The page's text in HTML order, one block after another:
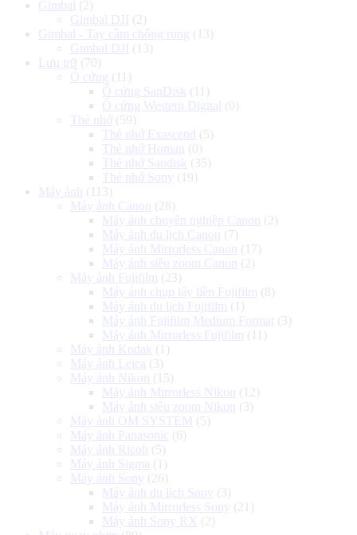
Gimbal (2)
Gimbal DJI (2)
Gimbal - Tay cầm chống rung (13)
Gimbal DJI (13)
Lưu trữ (70)
Ổ cứng (11)
Ổ cứng SanDisk (11)
Ổ cứng Western Digital (0)
Thẻ nhớ (59)
Thẻ nhớ Exascend
(5)
Thẻ nhớ Homan
(0)
Thẻ nhớ Sandisk (35)
Thẻ nhớ Sony (19)
Máy ảnh
(113)
Máy ảnh Canon
(28)
Máy ảnh chuyên nghiệp Canon
(2)
Máy ảnh du lịch Canon
(7)
Máy ảnh Mirrorless Canon
(17)
Máy ảnh siêu zoom Canon
(2)
Máy ảnh Fujifilm (23)
Máy ảnh chụp lấy liền Fujifilm (8)
Máy ảnh du lịch Fujifilm (1)
Máy ảnh Fujifilm Medium Format (3)
Máy ảnh Mirrorless Fujifilm (11)
Máy ảnh Kodak (1)
Máy ảnh Leica (3)
Máy ảnh Nikon
(15)
Máy ảnh Mirrorless Nikon
(12)
Máy ảnh siêu zoom Nikon
(3)
Máy ảnh OM SYSTEM (5)
Máy ảnh Panasonic (6)
Máy ảnh Ricoh
(5)
Máy ảnh Sigma (1)
Máy ảnh Sony (26)
Máy ảnh du lịch Sony (3)
Máy ảnh Mirrorless Sony (21)
Máy ảnh Sony RX (2)